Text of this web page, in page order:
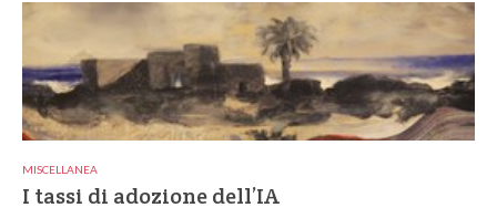
MISCELLANEA
I tassi di adozione dell’IA